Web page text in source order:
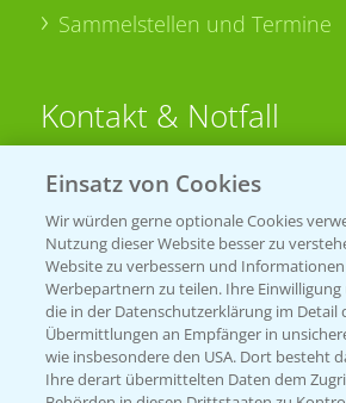
Sammelstellen und Termine
Kontakt & Notfall
Beratung auf WhatsApp
T.+49 (0)174 346 564 1
KONTAKT
Hilfe in Notfällen
T.+49 (0)214/30-20220
Einsatz von Cookies
Wir würden gerne optionale Cookies
Nutzung dieser Website besser zu
Website zu verbessern und
Werbepartnern zu teilen. Ihre Einwilligung
die in der Datenschutzerklärung im Detail
Übermittlungen an Empfänger in
wie insbesondere den USA. Dort besteht
Ihre derart übermittelten Daten dem